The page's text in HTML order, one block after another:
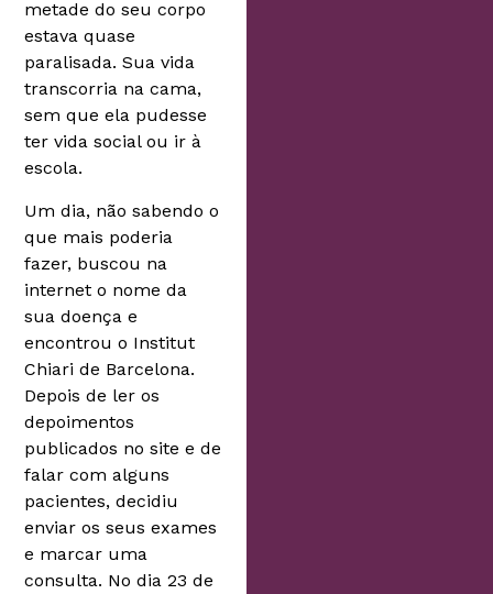
metade do seu corpo
estava quase
paralisada. Sua vida
transcorria na cama,
sem que ela pudesse
ter vida social ou ir à
escola.
Um dia, não sabendo o
que mais poderia
fazer, buscou na
internet o nome da
sua doença e
encontrou o Institut
Chiari de Barcelona.
Depois de ler os
depoimentos
publicados no site e de
falar com alguns
pacientes, decidiu
enviar os seus exames
e marcar uma
consulta. No dia 23 de